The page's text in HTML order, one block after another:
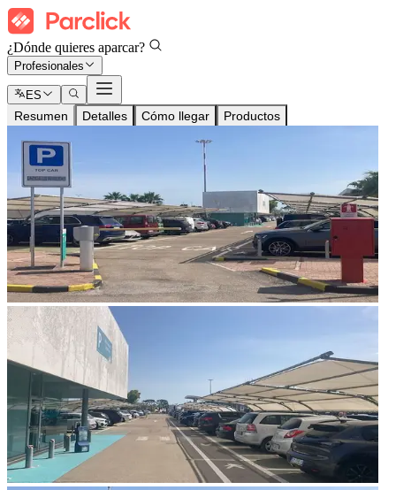
¿Dónde quieres aparcar?
Profesionales
ES
Resumen Detalles Cómo llegar Productos